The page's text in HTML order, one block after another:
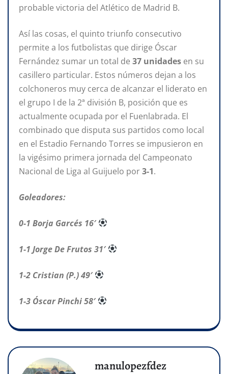
probable victoria del Atlético de Madrid B.
Así las cosas, el quinto triunfo consecutivo
permite a los futbolistas que dirige Óscar
Fernández sumar un total de 37 unidades en su
casillero particular. Estos números dejan a los
colchoneros muy cerca de alcanzar el liderato en
el grupo I de la 2ª división B, posición que es
actualmente ocupada por el Fuenlabrada. El
combinado que disputa sus partidos como local
en el Estadio Fernando Torres se impusieron en
la vigésimo primera jornada del Campeonato
Nacional de Liga al Guijuelo por3-1.
Goleadores:
0-1 Borja Garcés 16′
1-1 Jorge De Frutos 31′
1-2 Cristian (P.) 49′
1-3 Óscar Pinchi 58′
manulopezfdez